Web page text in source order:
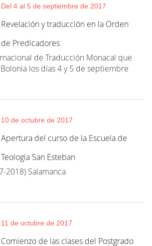
Del 4 al 5 de septiembre de 2017
Revelación y traducción en la Orden
de Predicadores
de Traducción Monacal que
los días 4 y 5 de septiembre
10 de octubre de 2017
Apertura del curso de la Escuela de
Teología San Esteban
2018) Salamanca
11 de octubre de 2017
Comienzo de las clases del Postgrado